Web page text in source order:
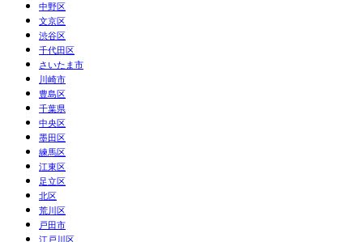
中野区
文京区
渋谷区
千代田区
さいたま市
川崎市
豊島区
千葉県
中央区
墨田区
練馬区
江東区
足立区
北区
荒川区
戸田市
江戸川区